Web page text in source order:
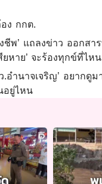
ง กกต.
งชีพ’ แถลงข่าว ออกส
ยหาย’ จะร้องทุกข์ที่ไห
ว.อำนาจเจริญ’ อยากดู
ยู่ไหน